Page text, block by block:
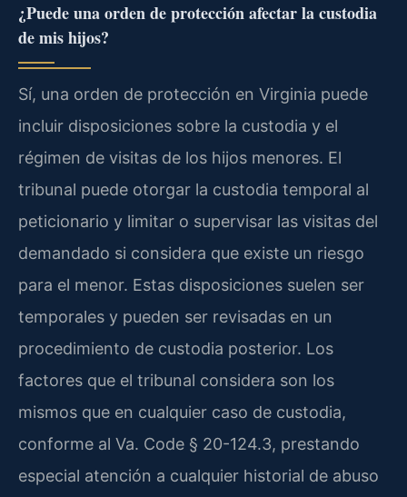
¿Puede una orden de protección afectar la custodia
de mis hijos?
Sí, una orden de protección en Virginia puede
incluir disposiciones sobre la custodia y el
régimen de visitas de los hijos menores. El
tribunal puede otorgar la custodia temporal al
peticionario y limitar o supervisar las visitas del
demandado si considera que existe un riesgo
para el menor. Estas disposiciones suelen ser
temporales y pueden ser revisadas en un
procedimiento de custodia posterior. Los
factores que el tribunal considera son los
mismos que en cualquier caso de custodia,
conforme al Va. Code § 20-124.3, prestando
especial atención a cualquier historial de abuso